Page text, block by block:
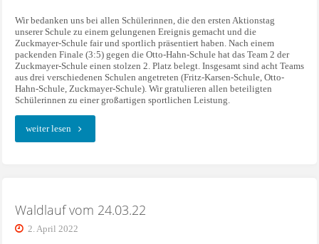
Wir bedanken uns bei allen Schülerinnen, die den ersten Aktionstag
unserer Schule zu einem gelungenen Ereignis gemacht und die
Zuckmayer-Schule fair und sportlich präsentiert haben. Nach einem
packenden Finale (3:5) gegen die Otto-Hahn-Schule hat das Team 2 der
Zuckmayer-Schule einen stolzen 2. Platz belegt. Insgesamt sind acht Teams
aus drei verschiedenen Schulen angetreten (Fritz-Karsen-Schule, Otto-
Hahn-Schule, Zuckmayer-Schule). Wir gratulieren allen beteiligten
Schülerinnen zu einer großartigen sportlichen Leistung.
weiter lesen"Mädchenfußball-
Waldlauf vom 24.03.22
2. April 2022